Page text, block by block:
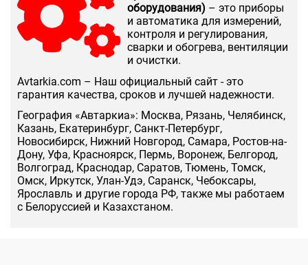
оборудования) – это приборы
и автоматика для измерений,
контроля и регулирования,
сварки и обогрева, вентиляции
и очистки.
Аvtarkia.com – Наш официальный сайт - это
гарантия качества, сроков и лучшей надежности.
География «Автаркиа»: Москва, Рязань, Челябинск,
Казань, Екатеринбург, Санкт-Петербург,
Новосибирск, Нижний Новгород, Самара, Ростов-на-
Дону, Уфа, Красноярск, Пермь, Воронеж, Белгород,
Волгоград, Краснодар, Саратов, Тюмень, Томск,
Омск, Иркутск, Улан-Удэ, Саранск, Чебоксары,
Ярославль и другие города РФ, также мы работаем
с Белоруссией и Казахстаном.